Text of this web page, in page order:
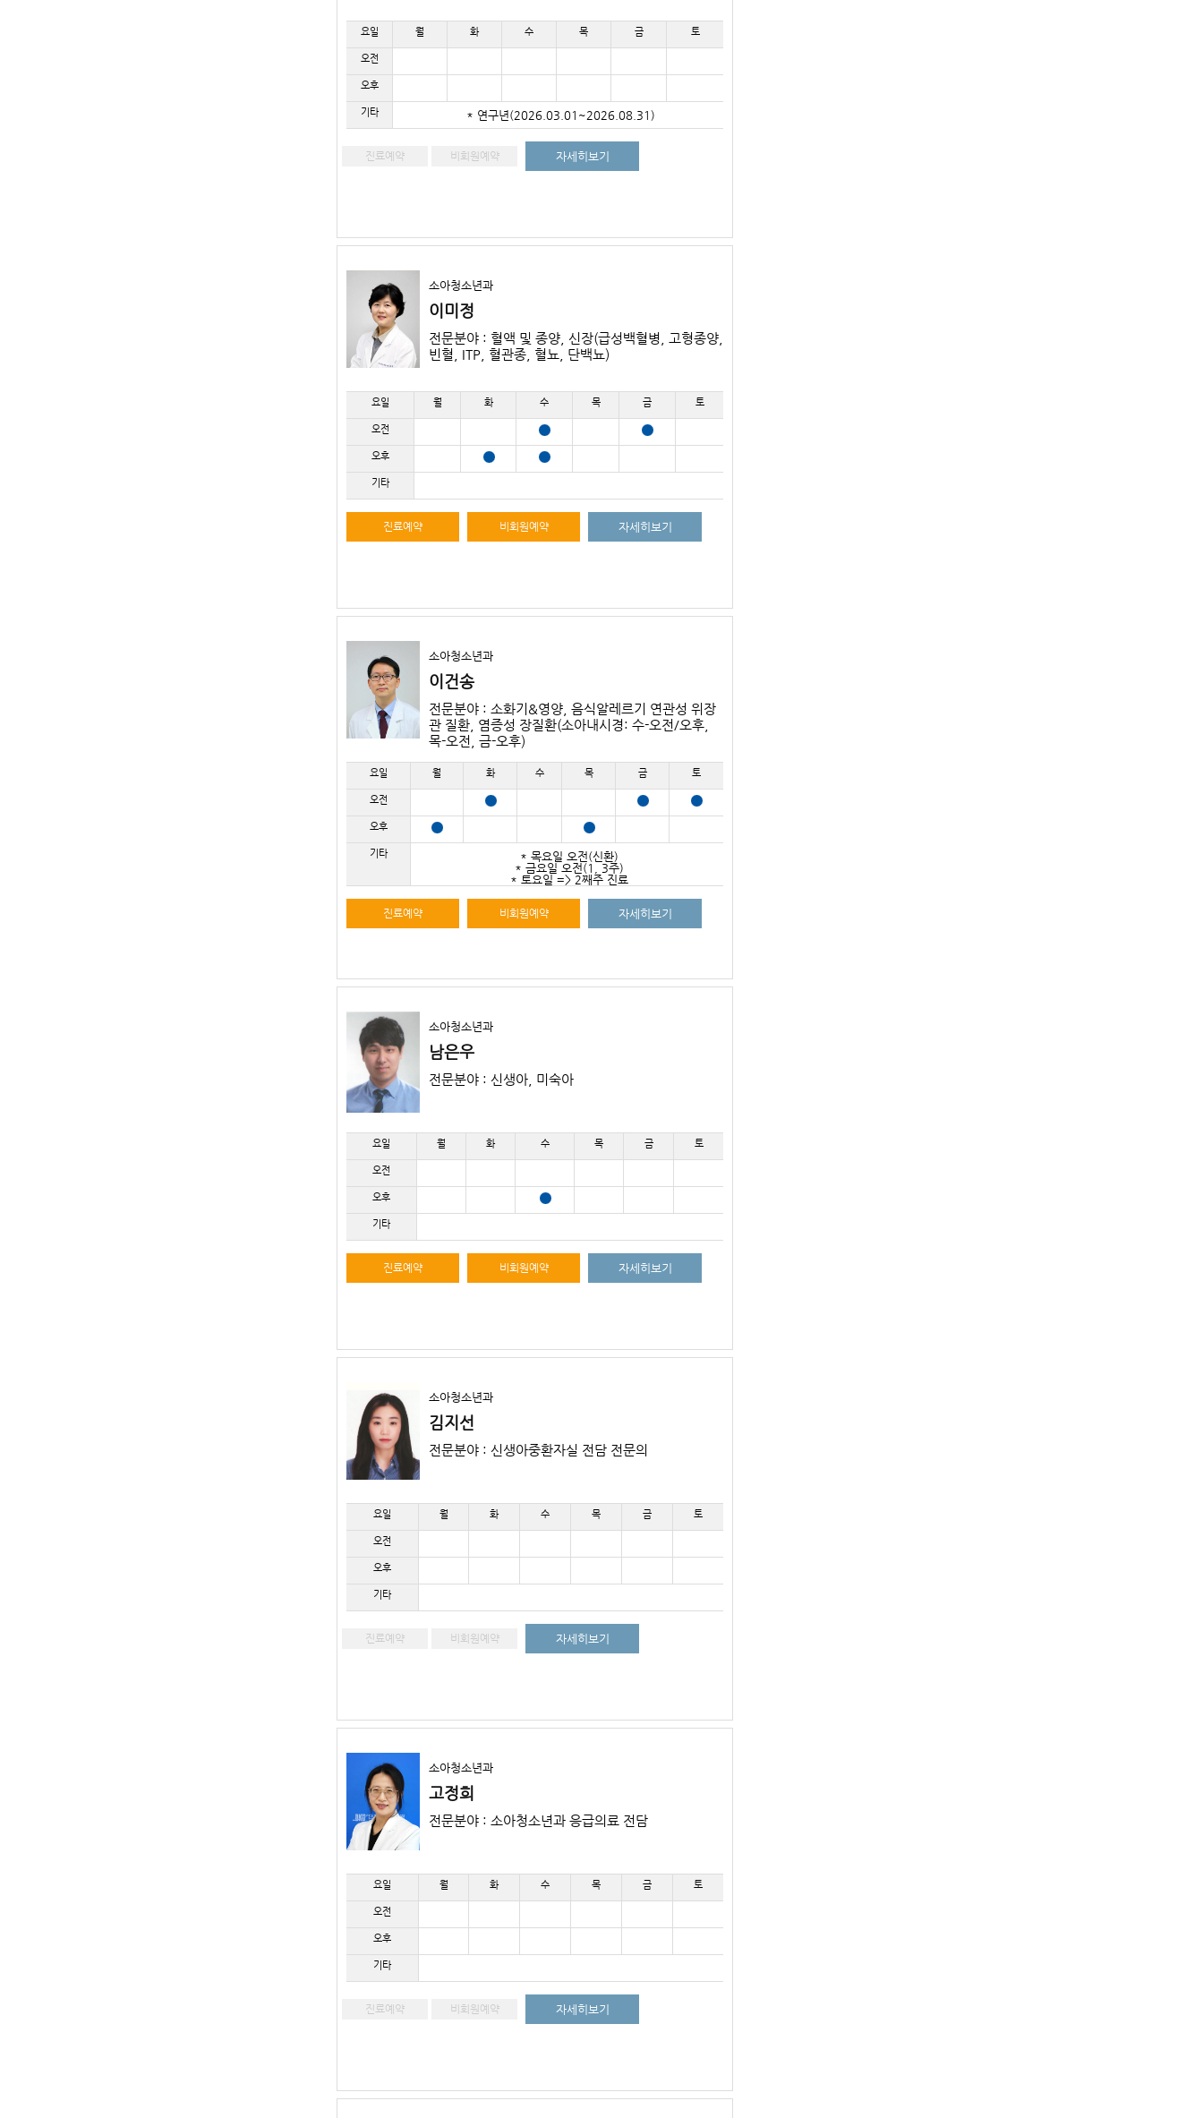
요일 월 화 수 목 금 토
오전
오후
기타 * 연구년(2026.03.01~2026.08.31)
진료예약 비회원예약 자세히보기
소아청소년과
이미정
전문분야 : 혈액 및 종양, 신장(급성백혈병, 고형종양,
빈혈, ITP, 혈관종, 혈뇨, 단백뇨)
요일 월 화 수 목 금 토
오전
오후
기타
진료예약 비회원예약 자세히보기
소아청소년과
이건송
전문분야 : 소화기&영양, 음식알레르기 연관성 위장
관 질환, 염증성 장질환(소아내시경: 수-오전/오후,
목-오전, 금-오후)
요일 월 화 수 목 금 토
오전
오후
기타
* 목요일 오전(신환)
* 금요일 오전(1, 3주)
* 토요일 => 2째주 진료
진료예약 비회원예약 자세히보기
소아청소년과
남은우
전문분야 : 신생아, 미숙아
요일 월 화 수 목 금 토
오전
오후
기타
진료예약 비회원예약 자세히보기
소아청소년과
김지선
전문분야 : 신생아중환자실 전담 전문의
요일 월 화 수 목 금 토
오전
오후
기타
진료예약 비회원예약 자세히보기
소아청소년과
고정희
전문분야 : 소아청소년과 응급의료 전담
요일 월 화 수 목 금 토
오전
오후
기타
진료예약 비회원예약 자세히보기